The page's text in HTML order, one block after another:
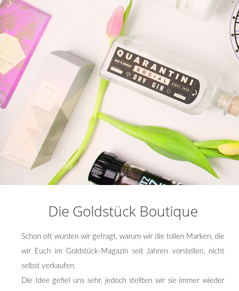
Die Goldstück Boutique
Schon oft wurden wir gefragt, warum wir die tollen Marken, die
wir Euch im Goldstück-Magazin seit Jahren vorstellen, nicht
selbst verkaufen.
Die Idee gefiel uns sehr, jedoch stellten wir sie immer wieder